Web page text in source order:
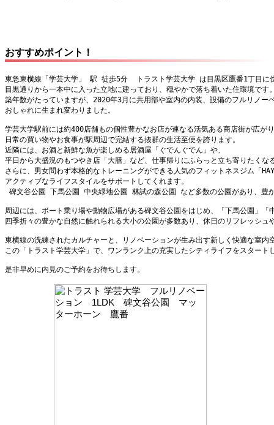
おすすめポイント！
東急東横線「学芸大学」 駅 徒歩5分  トラスト学芸大学 は目黒区鷹番1丁目に
目黒通りから一本中に入った立地に建っており、穏やかで落ち着いた住環境です
築年数がたっていますが、2020年3月に共用部や室内の内装、設備のフルリノー
おしゃれに生まれ変わりました。
学芸大学駅前には約400店舗もの個性豊かなお店が連なる活気ある商店街が広が
日常の買い物やお食事が駅周辺で完結する抜群の生活至便を誇ります。
近隣には、お酒と新鮮な魚が楽しめる居酒屋「ぐでんぐでん」や、
平日から大盛況のもつやき店「大膳」など、仕事帰りにふらっと立ち寄りたくな
さらに、男女問わず本格的なトレーニングができる人気のフィットネスジム「
アクティブなライフスタイルをサポートしてくれます。
碑文谷公園 下馬公園 中央緑地公園 林試の森公園 など多数の公園があり、豊
周辺には、ボート乗り場や動物広場がある碑文谷公園をはじめ、「下馬公園」「
四季折々の豊かな自然に触れられる大小の公園が多数あり、休日のリフレッシュ
東横線の洗練されたカルチャーと、リノベーションが生み出す新しく快適な室内
この「トラスト学芸大学」で、ワンランク上の充実したシティライフをスタート
是非早めに内見のご予約をお待ちします。